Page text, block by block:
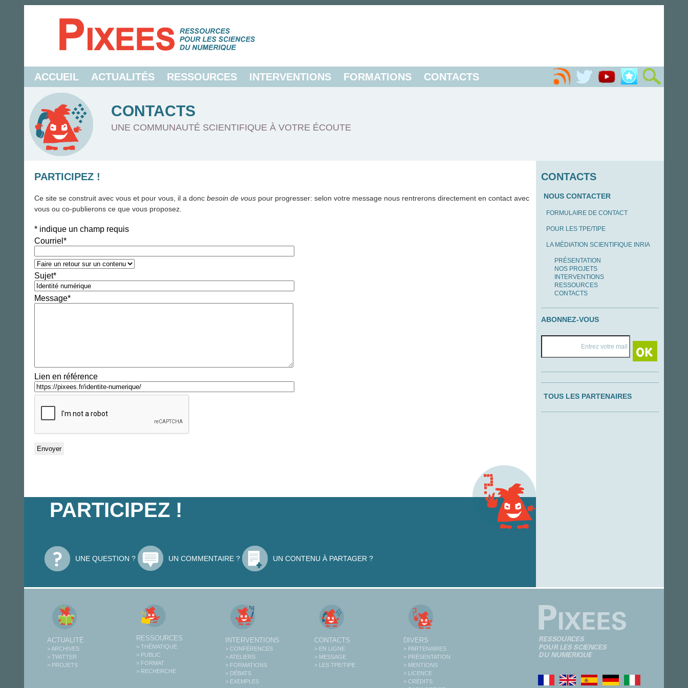
ACCUEIL ACTUALITÉS RESSOURCES INTERVENTIONS FORMATIONS CONTACTS
CONTACTS
UNE COMMUNAUTÉ SCIENTIFIQUE À VOTRE ÉCOUTE
PARTICIPEZ !
Ce site se construit avec vous et pour vous, il a donc besoin de vous pour progresser: selon votre message nous rentrerons directement en contact avec
vous ou co-publierons ce que vous proposez.
* indique un champ requis
Courriel *
Sujet*
Message*
Lien en référence
PARTICIPEZ !
UNE QUESTION ? UN COMMENTAIRE ? UN CONTENU À PARTAGER ?
CONTACTS
NOUS CONTACTER
FORMULAIRE DE CONTACT
POUR LES TPE/TIPE
LA MÉDIATION SCIENTIFIQUE INRIA
PRÉSENTATION
NOS PROJETS
INTERVENTIONS
RESSOURCES
CONTACTS
ABONNEZ-VOUS
TOUS LES PARTENAIRES
ACTUALITÉ
> ARCHIVES
> TWITTER
> PROJETS
RESSOURCES
> THÉMATIQUE
> PUBLIC
> FORMAT
> RECHERCHE
INTERVENTIONS
> CONFÉRENCES
> ATELIERS
> FORMATIONS
> DÉBATS
> EXEMPLES
CONTACTS
> EN LIGNE
> MESSAGE
> LES TPE/TIPE
DIVERS
> PARTENAIRES
> PRÉSENTATION
> MENTIONS
> LICENCE
> CRÉDITS